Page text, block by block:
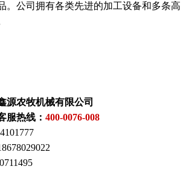
。公司拥有各类先进的加工设备和多条高
源农牧机械有限公司
服热线： 400-0076-008